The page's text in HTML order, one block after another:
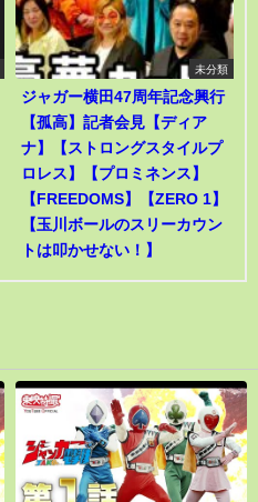
未分類
ジャガー横田47周年記念興行
【孤高】記者会見【ディア
ナ】【ストロングスタイルプ
ロレス】【プロミネンス】
【FREEDOMS】【ZERO 1】
【玉川ボールのスリーカウン
トは叩かせない！】